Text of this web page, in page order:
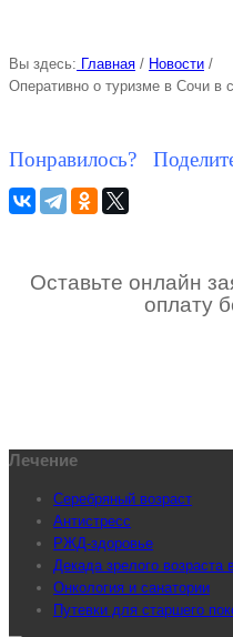
Вы здесь: Главная / Новости /
Оперативно о туризме в Сочи в
Понравилось?
Оставьте онлайн
оплату
Лечение
Серебряный возраст
Антистресс
РЖД-здоровье
Декада зрелого возраста
Онкология и санатории
Путевки для старшего